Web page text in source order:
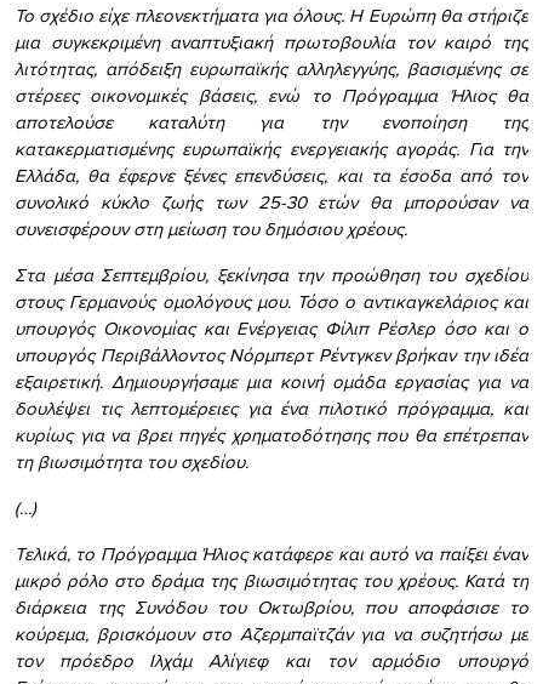
Το σχέδιο είχε πλεονεκτήματα για όλους. Η Ευρώπη θα στήριζε
μια συγκεκριμένη αναπτυξιακή πρωτοβουλία τον καιρό της
λιτότητας, απόδειξη ευρωπαϊκής αλληλεγγύης, βασισμένης σε
στέρεες οικονομικές βάσεις, ενώ το Πρόγραμμα Ήλιος θα
αποτελούσε καταλύτη για την ενοποίηση της
κατακερματισμένης ευρωπαϊκής ενεργειακής αγοράς. Για την
Ελλάδα, θα έφερνε ξένες επενδύσεις, και τα έσοδα από τον
συνολικό κύκλο ζωής των 25-30 ετών θα μπορούσαν να
συνεισφέρουν στη μείωση του δημόσιου χρέους.
Στα μέσα Σεπτεμβρίου, ξεκίνησα την προώθηση του σχεδίου
στους Γερμανούς ομολόγους μου. Τόσο ο αντικαγκελάριος και
υπουργός Οικονομίας και Ενέργειας Φίλιπ Ρέσλερ όσο και ο
υπουργός Περιβάλλοντος Νόρμπερτ Ρέντγκεν βρήκαν την ιδέα
εξαιρετική. Δημιουργήσαμε μια κοινή ομάδα εργασίας για να
δουλέψει τις λεπτομέρειες για ένα πιλοτικό πρόγραμμα, και
κυρίως για να βρει πηγές χρηματοδότησης που θα επέτρεπαν
τη βιωσιμότητα του σχεδίου.
(…)
Τελικά, το Πρόγραμμα Ήλιος κατάφερε και αυτό να παίξει έναν
μικρό ρόλο στο δράμα της βιωσιμότητας του χρέους. Κατά τη
διάρκεια της Συνόδου του Οκτωβρίου, που αποφάσισε το
κούρεμα, βρισκόμουν στο Αζερμπαϊτζάν για να συζητήσω με
τον πρόεδρο Ιλχάμ Αλίγιεφ και τον αρμόδιο υπουργό